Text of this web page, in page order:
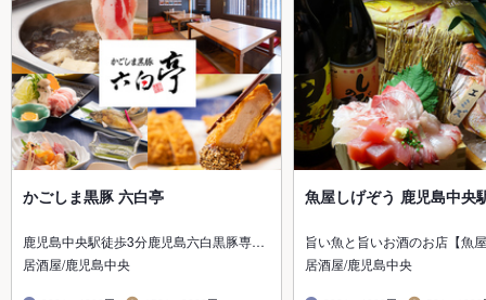
かごしま黒豚 六白亭
鹿児島中央駅徒歩3分鹿児島六白黒豚専…
居酒屋/鹿児島中央
魚屋しげぞう 鹿児島中央
旨い魚と旨いお酒のお店【魚
居酒屋/鹿児島中央